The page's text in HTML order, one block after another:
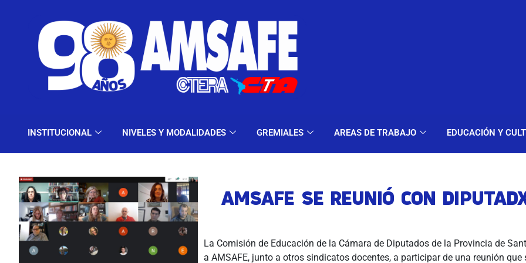
INSTITUCIONAL NIVELES Y MODALIDADES GREMIALES AREAS DE TRABAJO EDUCACIÓN Y
INSTITUCIONAL NIVELES Y MODALIDADES GREMIALES AREAS DE
AMSAFE SE REUNIÓ CON
La Comisión de Educación de la Cámara de Diputados de la Provincia de
a AMSAFE, junto a otros sindicatos docentes, a participar de una reunión que